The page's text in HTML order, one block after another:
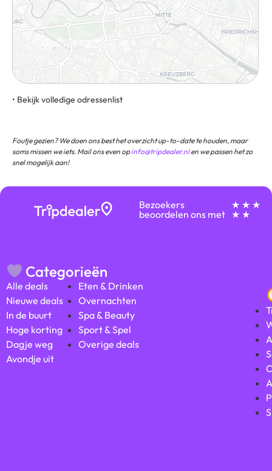
• Bekijk volledige odressenlist
Foutje gezien? We doen ons best het overzicht up-to-date te houden, maar
soms missen we iets. Mail ons even opinfo@tripdealer.nlen we passen het zo
snel mogelijk aan!
Bezoekers
beoordelen ons met
★ ★ ★
★ ★
Categorieën
Alle deals
Nieuwe deals
In de buurt
Hoge korting
Dagje weg
Avondje uit
Eten & Drinken
Overnachten
Spa & Beauty
Sport & Spel
Overige deals